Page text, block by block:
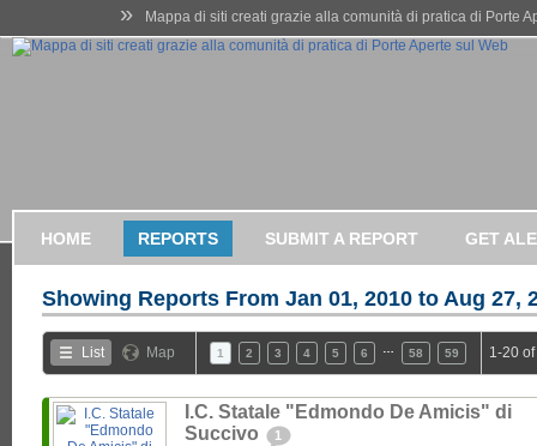
» Mappa di siti creati grazie alla comunità di pratica di Porte
HOME REPORTS SUBMIT A REPORT GET
Showing Reports From Jan 01, 2010 to Aug 27,
List Map 1 2 3 4 5 6 58 59 1-20
I.C. Statale "Edmondo De Amicis" di
Succivo
1